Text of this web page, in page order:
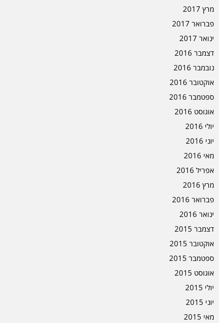
מרץ 2017
פברואר 2017
ינואר 2017
דצמבר 2016
נובמבר 2016
אוקטובר 2016
ספטמבר 2016
אוגוסט 2016
יולי 2016
יוני 2016
מאי 2016
אפריל 2016
מרץ 2016
פברואר 2016
ינואר 2016
דצמבר 2015
אוקטובר 2015
ספטמבר 2015
אוגוסט 2015
יולי 2015
יוני 2015
מאי 2015